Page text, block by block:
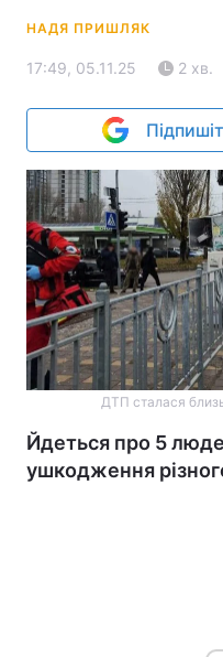
НАДЯ ПРИШЛЯК
17:49, 05.11.25 2 хв.
ДТП сталася
Йдеться про 5
ушкодження